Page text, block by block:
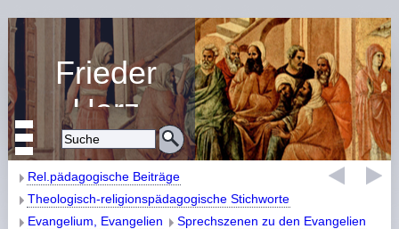
Frieder
Harz
Religiöse Erziehung
und Bildung
Rel.pädagogische Beiträge
Theologisch-religionspädagogische Stichworte
Evangelium, Evangelien
Sprechszenen zu den Evangelien